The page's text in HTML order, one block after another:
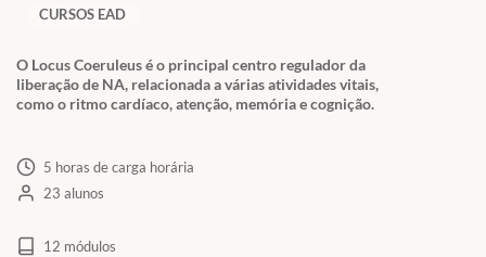
O Locus Coeruleus é o principal centro regulador da
liberação de NA, relacionada a várias atividades vitais,
como o ritmo cardíaco, atenção, memória e cognição.
CURSOS EAD
5 horas de carga horária
23 alunos
12 módulos